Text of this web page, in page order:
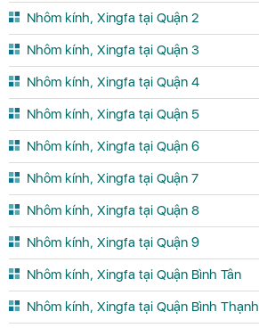
Nhôm kính, Xingfa tại Quận 2
Nhôm kính, Xingfa tại Quận 3
Nhôm kính, Xingfa tại Quận 4
Nhôm kính, Xingfa tại Quận 5
Nhôm kính, Xingfa tại Quận 6
Nhôm kính, Xingfa tại Quận 7
Nhôm kính, Xingfa tại Quận 8
Nhôm kính, Xingfa tại Quận 9
Nhôm kính, Xingfa tại Quận Bình Tân
Nhôm kính, Xingfa tại Quận Bình Thạnh